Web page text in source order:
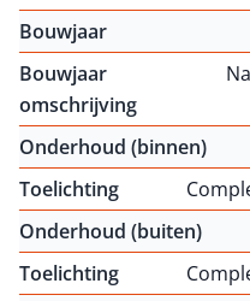
Bouwjaar
Bouwjaar
omschrijving
Onderhoud (binnen)
Toelichting
Onderhoud (buiten)
Toelichting